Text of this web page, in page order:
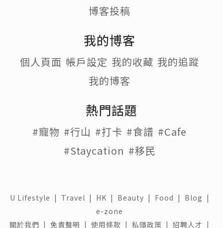
博客投稿
我的博客
個人頁面 帳戶設定 我的收藏 我的追蹤
我的博客
熱門話題
#寵物 #行山 #打卡 #食譜 #Cafe
#Staycation #移民
U Lifestyle | Travel | HK | Beauty | Food | Blog |
e-zone
關於我們 | 免責聲明 | 使用條款 | 私隱政策 | 招聘人才 |